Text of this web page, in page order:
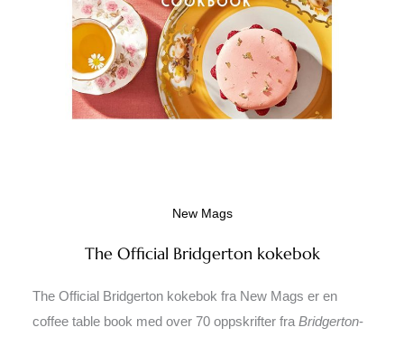
New Mags
The Official Bridgerton kokebok
The Official Bridgerton kokebok fra New Mags er en
coffee table book med over 70 oppskrifter fraBridgerton-